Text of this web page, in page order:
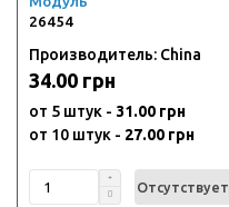
26454
Производитель: China
34.00 грн
от 5 штук - 31.00 грн
от 10 штук - 27.00 грн
Отсутствует